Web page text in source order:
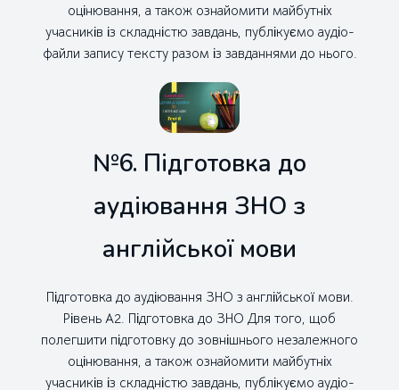
оцінювання, а також ознайомити майбутніх
учасників із складністю завдань, публікуємо аудіо-
файли запису тексту разом із завданнями до нього.
№6. Підготовка до
аудіювання ЗНО з
англійської мови
Підготовка до аудіювання ЗНО з англійської мови.
Рівень А2. Підготовка до ЗНО Для того, щоб
полегшити підготовку до зовнішнього незалежного
оцінювання, а також ознайомити майбутніх
учасників із складністю завдань, публікуємо аудіо-